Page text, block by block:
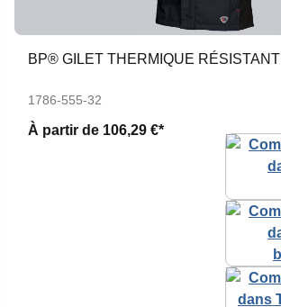
BP® GILET THERMIQUE RÉSISTANT
1786-555-32
À partir de 106,29 €*